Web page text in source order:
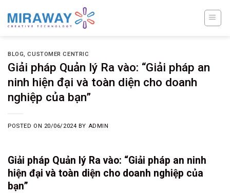
BLOG,CUSTOMER CENTRIC
Giải pháp Quản lý Ra vào: “Giải pháp an
ninh hiện đại và toàn diện cho doanh
nghiệp của bạn”
POSTED ON 20/06/2024 BY ADMIN
Giải pháp Quản lý Ra vào: “Giải pháp an ninh
hiện đại và toàn diện cho doanh nghiệp của
bạn”